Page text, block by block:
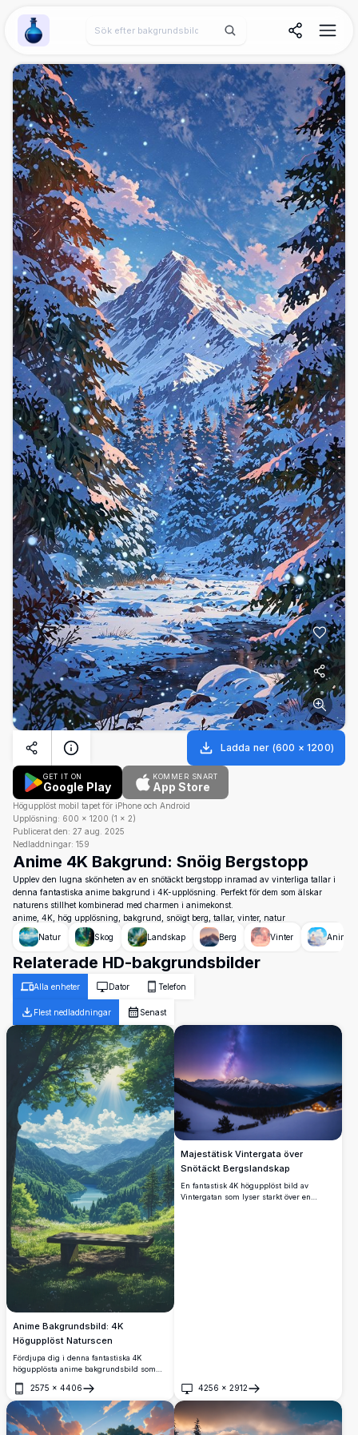
Wallpaper Alchemy
Ladda ner (600 × 1200)
GET IT ON
Google Play
KOMMER SNART
App Store
Högupplöst mobil tapet för iPhone och Android
Upplösning: 600 × 1200 (1 × 2)
Publicerat den: 27 aug. 2025
Nedladdningar: 159
Anime 4K Bakgrund: Snöig Bergstopp
Upplev den lugna skönheten av en snötäckt bergstopp inramad av vinterliga tallar i
denna fantastiska anime bakgrund i 4K-upplösning. Perfekt för dem som älskar
naturens stillhet kombinerad med charmen i animekonst.
anime, 4K, hög upplösning, bakgrund, snöigt berg, tallar, vinter, natur
Natur
Skog Landskap Berg Vinter Anime
Relaterade HD-bakgrundsbilder
Alla enheter Dator Telefon
Flest nedladdningar Senast
Anime Bakgrundsbild: 4K
Högupplöst Naturscen
Fördjupa dig i denna fantastiska 4K
högupplösta anime bakgrundsbild som
sjö ligger inbäddad mellan frodiga gröna
berg, inramad av höga träd och en
strålande sol som kastar gyllene strålar.
En träbänk bjuder in till fredlig
2575 × 4406
Öppna
Majestätisk Vintergata över
Snötäckt Bergslandskap
En fantastisk 4K högupplöst bild av
Vintergatan som lyser starkt över en
4256 × 2912
Öppna